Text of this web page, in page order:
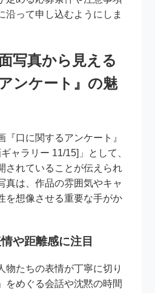
沿って申し込むようにしま
写真から見える
ンケート』の魅
『口に関するアンケート』
ャラリー 11/15]」として、
されていることが伝えられ
真は、作品の雰囲気やキャ
を想像させる重要な手がか
や距離感に注目
物たちの表情が丁寧に切り
をめぐる会話や沈黙の時間